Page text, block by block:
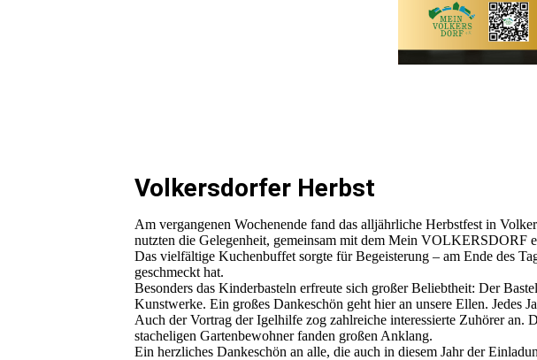
Volkersdorfer Herbst
Am vergangenen Wochenende fand das alljährliche Herbstfest in
nutzten die Gelegenheit, gemeinsam mit dem Mein VOLKERSDORF
Das vielfältige Kuchenbuffet sorgte für Begeisterung – am Ende des
geschmeckt hat.
Besonders das Kinderbasteln erfreute sich großer Beliebtheit: Der
Kunstwerke. Ein großes Dankeschön geht hier an unsere Ellen. Jedes
Auch der Vortrag der Igelhilfe zog zahlreiche interessierte Zuhörer
stacheligen Gartenbewohner fanden großen Anklang.
Ein herzliches Dankeschön an alle, die auch in diesem Jahr der